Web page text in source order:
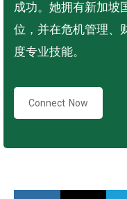
成功。她拥有新加坡
位，并在危机管理、
度专业技能。
Connect Now